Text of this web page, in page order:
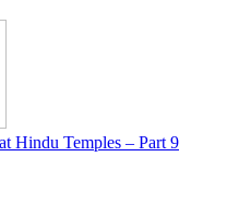
Hindu Temples – Part 9